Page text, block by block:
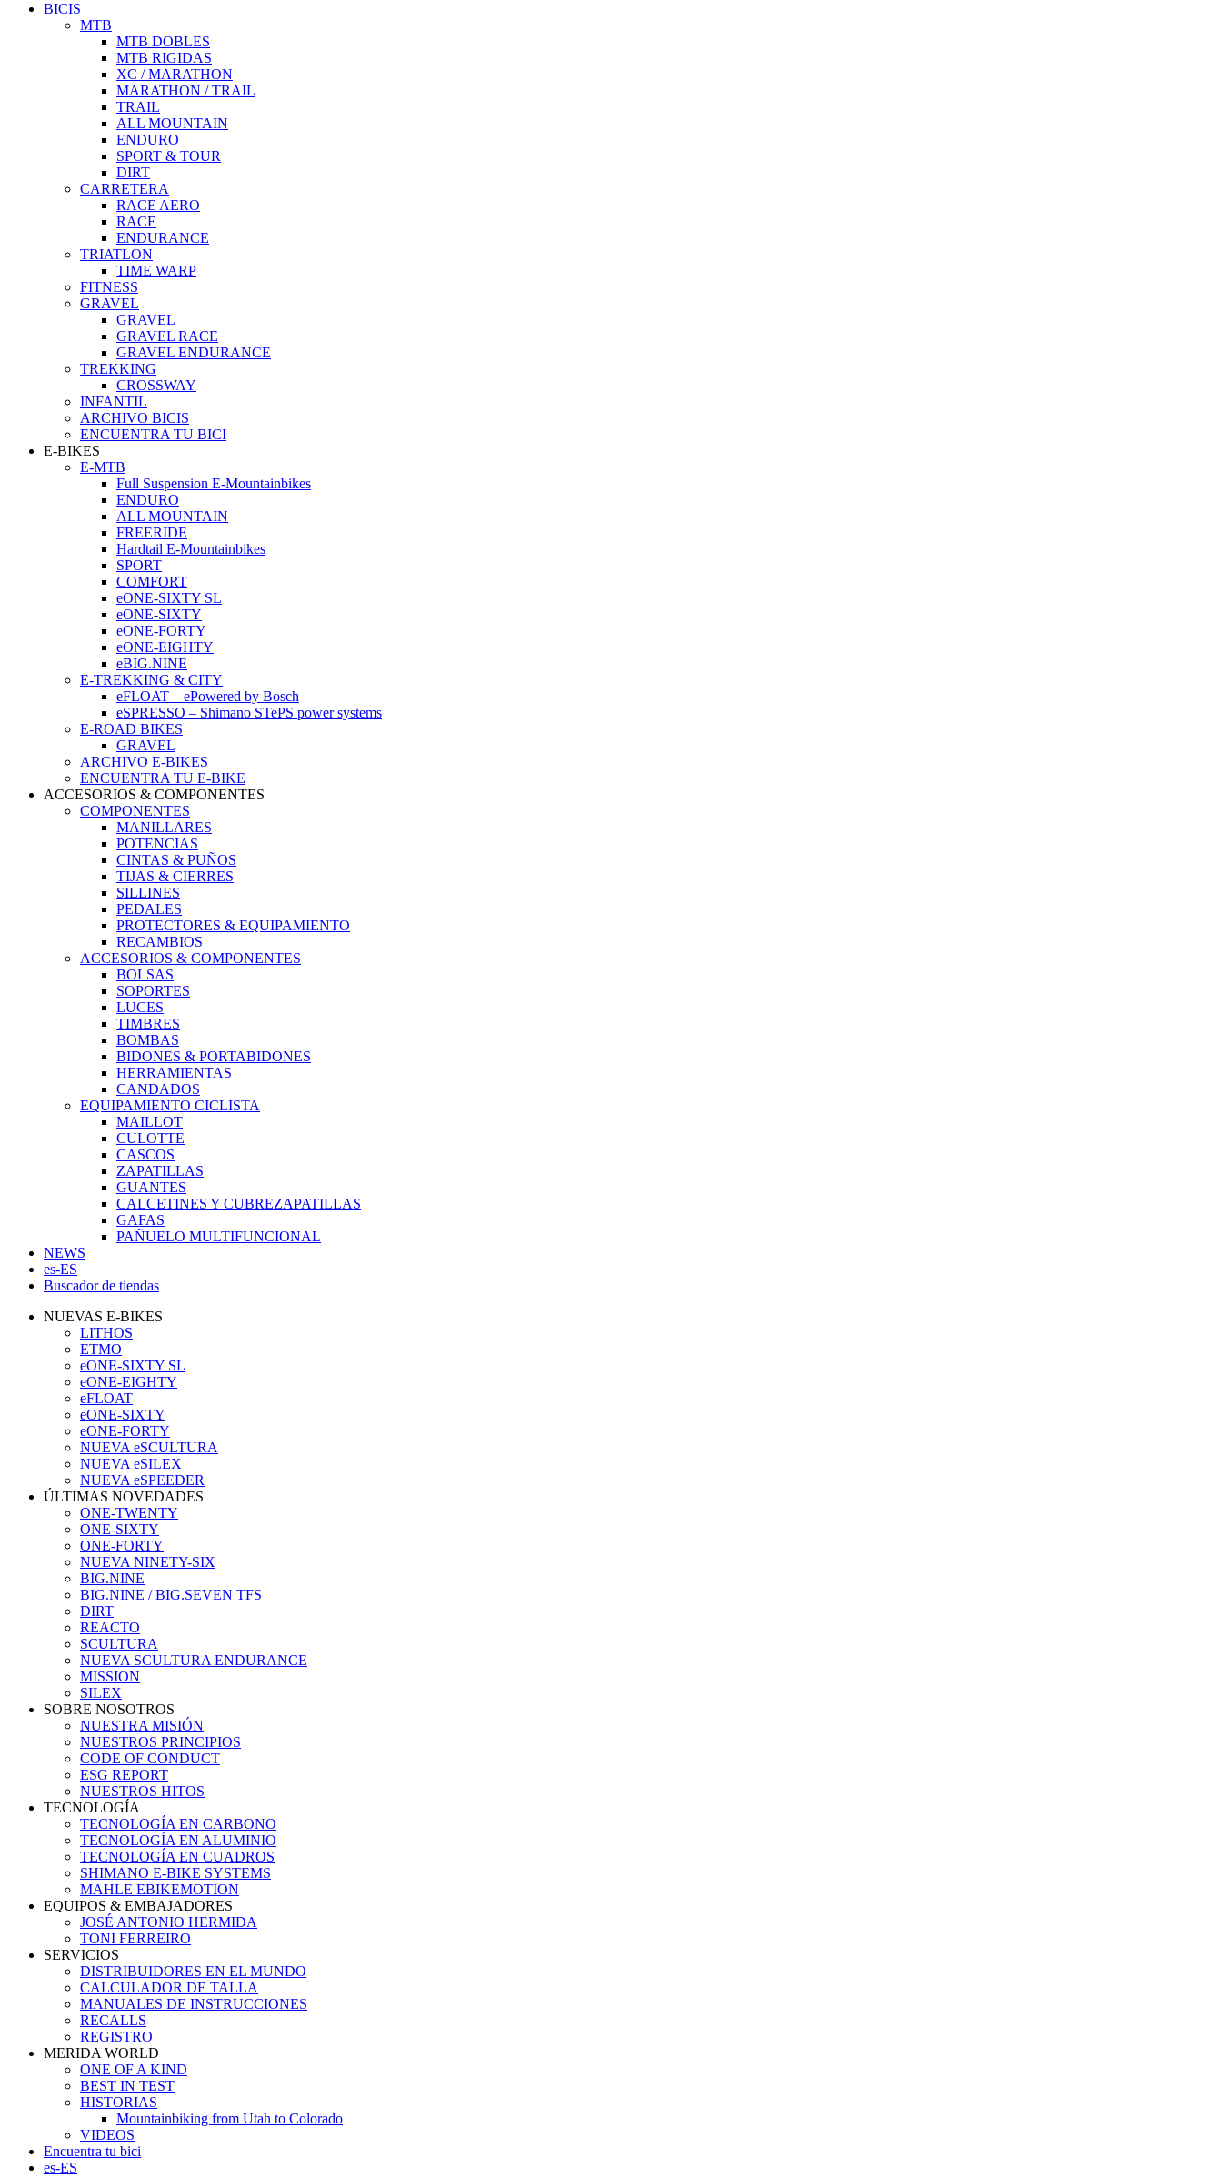
BICIS
MTB
MTB DOBLES
MTB RIGIDAS
XC / MARATHON
MARATHON / TRAIL
TRAIL
ALL MOUNTAIN
ENDURO
SPORT & TOUR
DIRT
CARRETERA
RACE AERO
RACE
ENDURANCE
TRIATLON
TIME WARP
FITNESS
GRAVEL
GRAVEL
GRAVEL RACE
GRAVEL ENDURANCE
TREKKING
CROSSWAY
INFANTIL
ARCHIVO BICIS
ENCUENTRA TU BICI
E-BIKES
E-MTB
Full Suspension E-Mountainbikes
ENDURO
ALL MOUNTAIN
FREERIDE
Hardtail E-Mountainbikes
SPORT
COMFORT
eONE-SIXTY SL
eONE-SIXTY
eONE-FORTY
eONE-EIGHTY
eBIG.NINE
E-TREKKING & CITY
eFLOAT – ePowered by Bosch
eSPRESSO – Shimano STePS power systems
E-ROAD BIKES
GRAVEL
ARCHIVO E-BIKES
ENCUENTRA TU E-BIKE
ACCESORIOS & COMPONENTES
COMPONENTES
MANILLARES
POTENCIAS
CINTAS & PUÑOS
TIJAS & CIERRES
SILLINES
PEDALES
PROTECTORES & EQUIPAMIENTO
RECAMBIOS
ACCESORIOS & COMPONENTES
BOLSAS
SOPORTES
LUCES
TIMBRES
BOMBAS
BIDONES & PORTABIDONES
HERRAMIENTAS
CANDADOS
EQUIPAMIENTO CICLISTA
MAILLOT
CULOTTE
CASCOS
ZAPATILLAS
GUANTES
CALCETINES Y CUBREZAPATILLAS
GAFAS
PAÑUELO MULTIFUNCIONAL
NEWS
es-ES
Buscador de tiendas
NUEVAS E-BIKES
LITHOS
ETMO
eONE-SIXTY SL
eONE-EIGHTY
eFLOAT
eONE-SIXTY
eONE-FORTY
NUEVA eSCULTURA
NUEVA eSILEX
NUEVA eSPEEDER
ÚLTIMAS NOVEDADES
ONE-TWENTY
ONE-SIXTY
ONE-FORTY
NUEVA NINETY-SIX
BIG.NINE
BIG.NINE / BIG.SEVEN TFS
DIRT
REACTO
SCULTURA
NUEVA SCULTURA ENDURANCE
MISSION
SILEX
SOBRE NOSOTROS
NUESTRA MISIÓN
NUESTROS PRINCIPIOS
CODE OF CONDUCT
ESG REPORT
NUESTROS HITOS
TECNOLOGÍA
TECNOLOGÍA EN CARBONO
TECNOLOGÍA EN ALUMINIO
TECNOLOGÍA EN CUADROS
SHIMANO E-BIKE SYSTEMS
MAHLE EBIKEMOTION
EQUIPOS & EMBAJADORES
JOSÉ ANTONIO HERMIDA
TONI FERREIRO
SERVICIOS
DISTRIBUIDORES EN EL MUNDO
CALCULADOR DE TALLA
MANUALES DE INSTRUCCIONES
RECALLS
REGISTRO
MERIDA WORLD
ONE OF A KIND
BEST IN TEST
HISTORIAS
Mountainbiking from Utah to Colorado
VIDEOS
Encuentra tu bici
es-ES